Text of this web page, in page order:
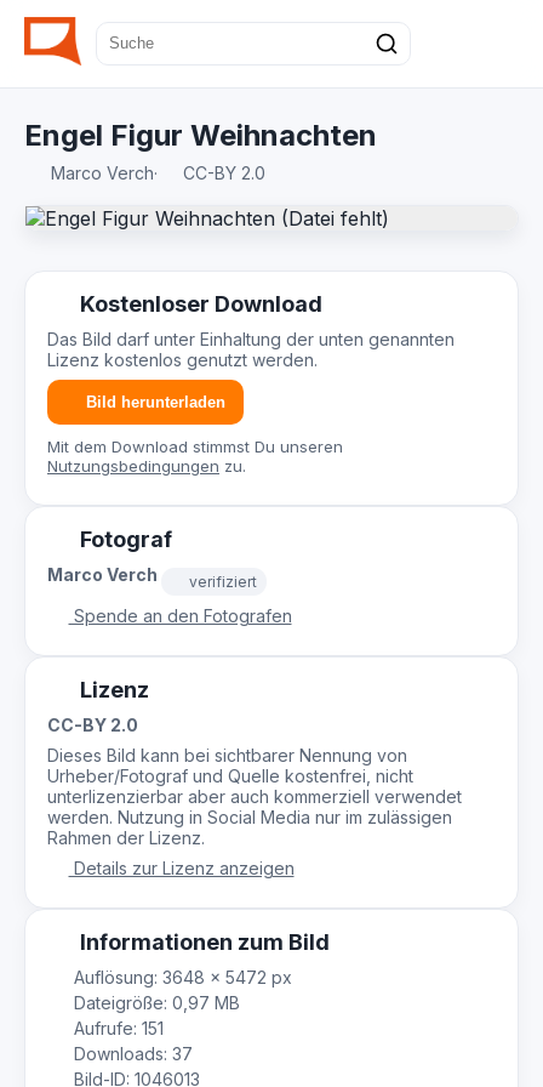
Engel Figur Weihnachten
Marco Verch· CC-BY 2.0
Kostenloser Download
Das Bild darf unter Einhaltung der unten genannten
Lizenz kostenlos genutzt werden.
Bild herunterladen
Mit dem Download stimmst Du unseren
Nutzungsbedingungen zu.
Fotograf
Marco Verch verifiziert
Spende an den Fotografen
Lizenz
CC-BY 2.0
Dieses Bild kann bei sichtbarer Nennung von
Urheber/Fotograf und Quelle kostenfrei, nicht
unterlizenzierbar aber auch kommerziell verwendet
werden. Nutzung in Social Media nur im zulässigen
Rahmen der Lizenz.
Details zur Lizenz anzeigen
Informationen zum Bild
Auflösung: 3648 × 5472 px
Dateigröße: 0,97 MB
Aufrufe: 151
Downloads: 37
Bild-ID: 1046013